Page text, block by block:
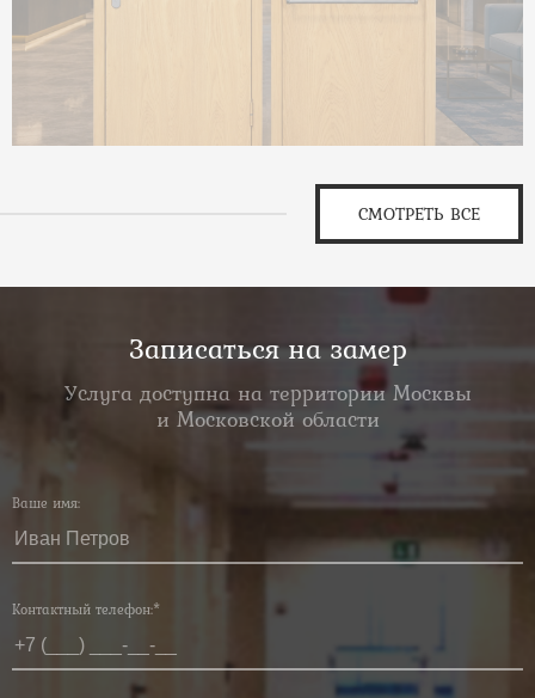
СМОТРЕТЬ ВСЕ
Записаться на замер
Услуга доступна на территории Москвы
и Московской области
Ваше имя:
Контактный телефон:*